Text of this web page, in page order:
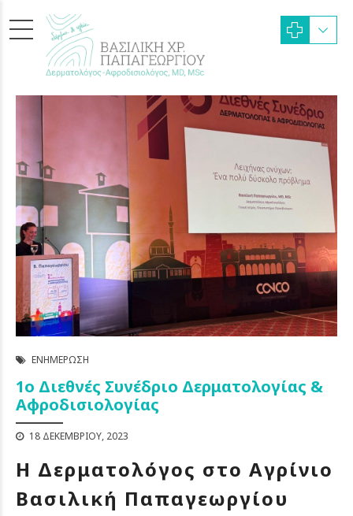
ΕΝΗΜΈΡΩΣΗ
1ο Διεθνές Συνέδριο Δερματολογίας &
Αφροδισιολογίας
18 ΔΕΚΕΜΒΡΊΟΥ, 2023
Η Δερματολόγος στο Αγρίνιο
Βασιλική Παπαγεωργίου